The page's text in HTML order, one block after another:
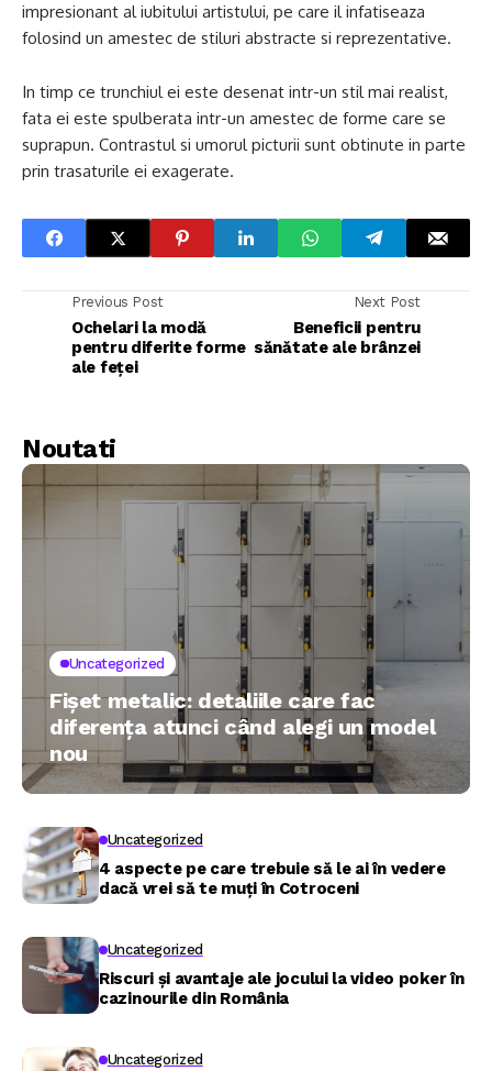
impresionant al iubitului artistului, pe care il infatiseaza
folosind un amestec de stiluri abstracte si reprezentative.
In timp ce trunchiul ei este desenat intr-un stil mai realist,
fata ei este spulberata intr-un amestec de forme care se
suprapun. Contrastul si umorul picturii sunt obtinute in parte
prin trasaturile ei exagerate.
Previous Post
Ochelari la modă
pentru diferite forme
ale feței
Next Post
Beneficii pentru
sănătate ale brânzei
Noutati
Uncategorized
Fișet metalic: detaliile care fac
diferența atunci când alegi un model
nou
Uncategorized
4 aspecte pe care trebuie să le ai în vedere
dacă vrei să te muți în Cotroceni
Uncategorized
Riscuri și avantaje ale jocului la video poker în
cazinourile din România
Uncategorized